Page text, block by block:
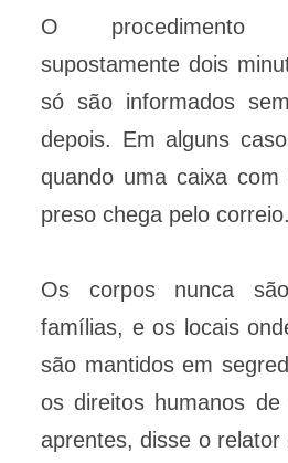
O procedimento
supostamente dois
só são informados
depois. Em alguns
quando uma caixa
preso chega pelo correio.
Os corpos nunca
famílias, e os locais
são mantidos em
os direitos humanos
aprentes, disse o relator